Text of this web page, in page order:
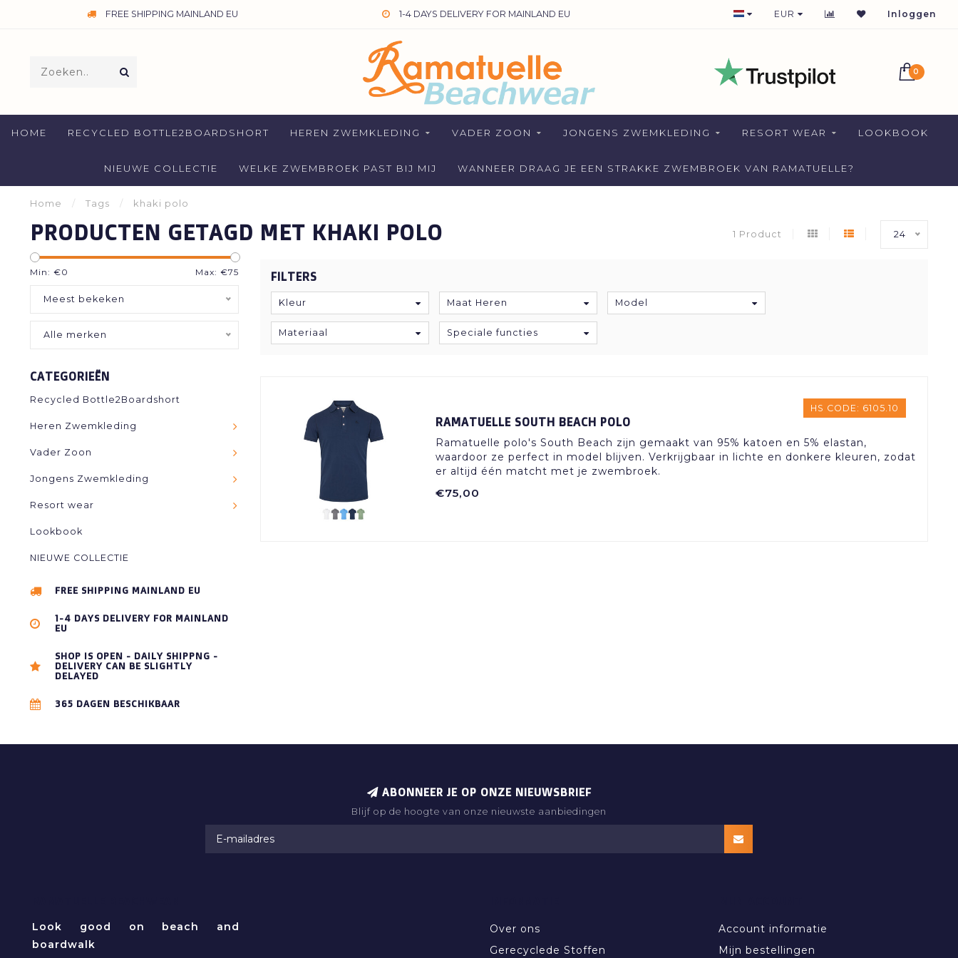
FREE SHIPPING MAINLAND EU 1-4 DAYS DELIVERY FOR MAINLAND EU 1-2 DAYS DELIVERY FOR NETHERLANDS
EUR Inloggen
0
HOME RECYCLED BOTTLE2BOARDSHORT HEREN ZWEMKLEDING VADER ZOON JONGENS ZWEMKLEDING RESORT WEAR LOOKBOOK
NIEUWE COLLECTIE WELKE ZWEMBROEK PAST BIJ MIJ WANNEER DRAAG JE EEN STRAKKE ZWEMBROEK VAN RAMATUELLE?
Home / Tags / khaki polo
PRODUCTEN GETAGD MET KHAKI POLO 1 Product 24
Min: €0 Max: €75
Meest bekeken
Alle merken
CATEGORIEËN
Recycled Bottle2Boardshort
Heren Zwemkleding
Vader Zoon
Jongens Zwemkleding
Resort wear
Lookbook
NIEUWE COLLECTIE
FREE SHIPPING MAINLAND EU
1-4 DAYS DELIVERY FOR MAINLAND
EU
SHOP IS OPEN - DAILY SHIPPNG -
DELIVERY CAN BE SLIGHTLY
DELAYED
365 DAGEN BESCHIKBAAR
FILTERS
Kleur Maat Heren Model
Materiaal Speciale functies
HS CODE: 6105.10
RAMATUELLE SOUTH BEACH POLO
Ramatuelle polo's South Beach zijn gemaakt van 95% katoen en 5% elastan,
waardoor ze perfect in model blijven. Verkrijgbaar in lichte en donkere kleuren, zodat
er altijd één matcht met je zwembroek.
€75,00
ABONNEER JE OP ONZE NIEUWSBRIEF
Blijf op de hoogte van onze nieuwste aanbiedingen
Look good on beach and
boardwalk
Over ons
Gerecyclede Stoffen
Account informatie
Mijn bestellingen